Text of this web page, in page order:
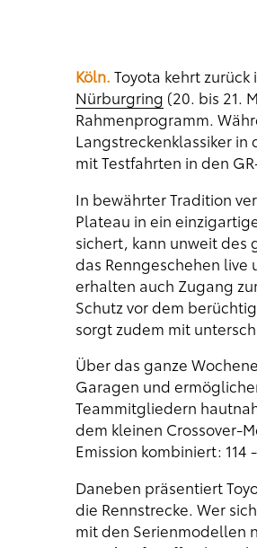
Köln. Toyota kehrt zurück
Nürburgring (20. bis 21.
Rahmenprogramm.
Langstreckenklassiker in
mit Testfahrten in den
In bewährter Tradition
Plateau in ein
sichert, kann unweit des
das Renngeschehen
erhalten auch Zugang
Schutz vor dem
sorgt zudem mit
Über das ganze
Garagen und
Teammitgliedern
dem kleinen Crossover-
Emission kombiniert: 114
Daneben präsentiert
die Rennstrecke. Wer
mit den Serienmodellen